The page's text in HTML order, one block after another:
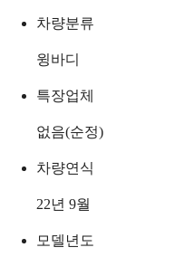
차량분류
윙바디
특장업체
없음(순정)
차량연식
22년 9월
모델년도